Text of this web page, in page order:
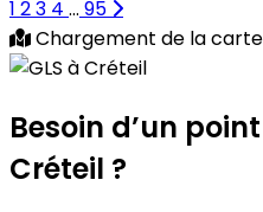
1 23 4 ... 95
Chargement de la
Besoin d’un point
Créteil ?